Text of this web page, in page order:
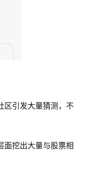
区引发大量猜测，不
面挖出大量与股票相